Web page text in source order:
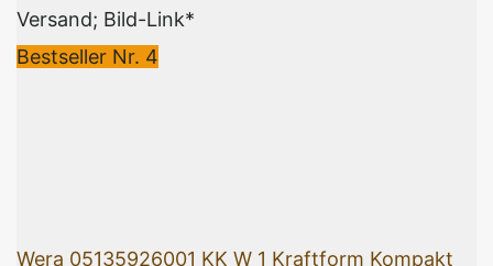
Versand; Bild-Link*
Bestseller Nr. 4
Wera 05135926001 KK W 1 Kraftform Kompakt